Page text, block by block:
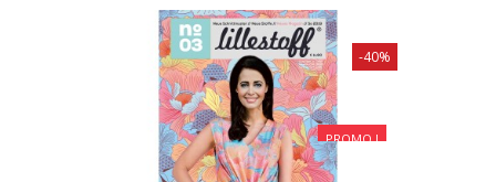
PROMO !
-40%